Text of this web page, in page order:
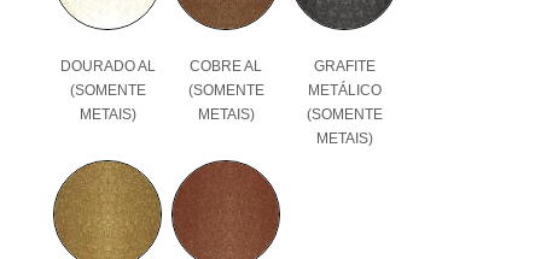
DOURADO AL
(SOMENTE
METAIS)
COBRE AL
(SOMENTE
METAIS)
GRAFITE
METÁLICO
(SOMENTE
METAIS)